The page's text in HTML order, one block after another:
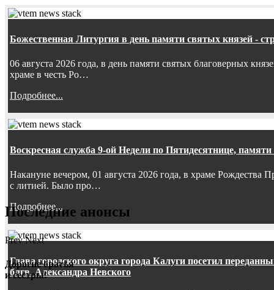
Божественная Литургия в день памяти святых князей -
06 августа 2026 года, в день памяти святых благоверных
храме в честь Ро…
Подробнее...
Воскресная служба 9-ой Недели по Пятидесятнице,
Накануне вечером, 01 августа 2026 года, в храме
с литией. Было про…
Подробнее...
Глава городского округа города Калуги посетил
блгв. Александра Невского
Последние анонсы
Prev Next
Дорогие братья
и сестры!